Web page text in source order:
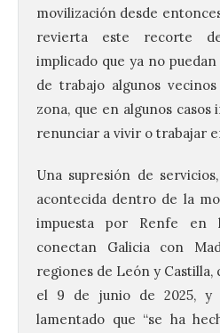
movilización desde
revierta este recorte
implicado que ya no
de trabajo algunos
zona, que en algunos
renunciar a vivir o trabajar
Una supresión de
acontecida dentro de la
impuesta por Renfe en
conectan Galicia con
regiones de León y
el 9 de junio de 2025, y
lamentado que “se ha